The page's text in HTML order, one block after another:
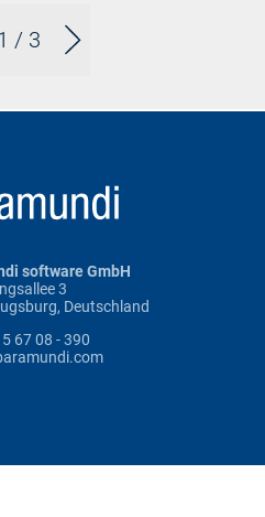
/ 3
software GmbH
3
Deutschland
67 08 - 390